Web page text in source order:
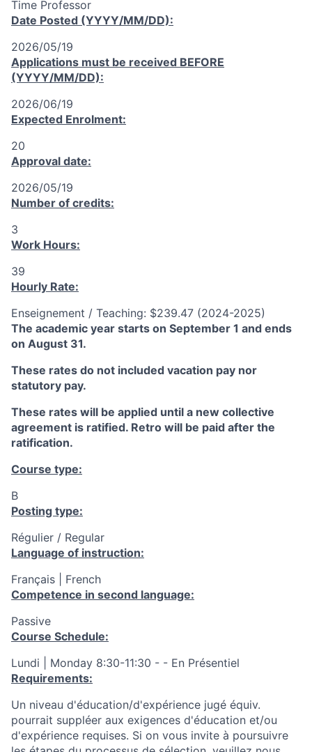
Time Professor
Date Posted (YYYY/MM/DD):
2026/05/19
Applications must be received BEFORE
(YYYY/MM/DD):
2026/06/19
Expected Enrolment:
20
Approval date:
2026/05/19
Number of credits:
3
Work Hours:
39
Hourly Rate:
Enseignement / Teaching: $239.47 (2024-2025)
The academic year starts on September 1 and ends
on August 31.
These rates do not included vacation pay nor
statutory pay.
These rates will be applied until a new collective
agreement is ratified. Retro will be paid after the
ratification.
Course type:
B
Posting type:
Régulier / Regular
Language of instruction:
Français | French
Competence in second language:
Passive
Course Schedule:
Lundi | Monday 8:30-11:30 - - En Présentiel
Requirements:
Un niveau d'éducation/d'expérience jugé équiv.
pourrait suppléer aux exigences d'éducation et/ou
d'expérience requises. Si on vous invite à poursuivre